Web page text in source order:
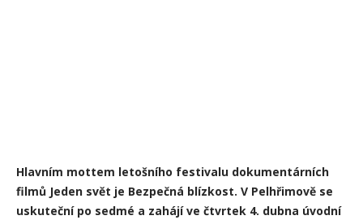
Hlavním mottem letošního festivalu dokumentárních
filmů Jeden svět je Bezpečná blízkost. V Pelhřimově se
uskuteční po sedmé a zahájí ve čtvrtek 4. dubna úvodní